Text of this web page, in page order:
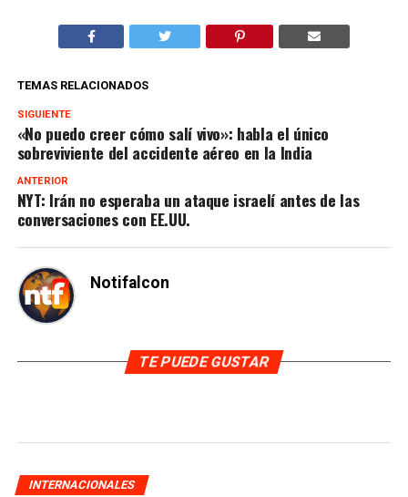
TEMAS RELACIONADOS
SIGUIENTE
«No puedo creer cómo salí vivo»: habla el único
sobreviviente del accidente aéreo en la India
ANTERIOR
NYT: Irán no esperaba un ataque israelí antes de las
conversaciones con EE.UU.
Notifalcon
TE PUEDE GUSTAR
INTERNACIONALES